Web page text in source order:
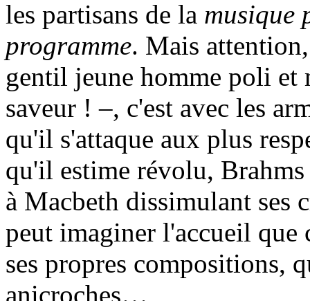
les partisans de la musique
programme. Mais
gentil jeune homme poli et
saveur ! –, c'est avec les
qu'il s'attaque aux plus
qu'il estime révolu,
à Macbeth dissimulant ses
peut imaginer l'accueil que
ses propres compositions,
anicroches…